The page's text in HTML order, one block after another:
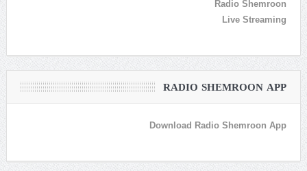
Radio Shemroon
Live Streaming
RADIO SHEMROON APP
Download Radio Shemroon App